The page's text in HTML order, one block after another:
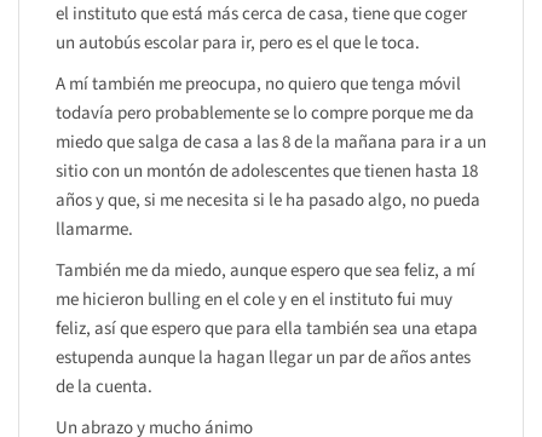
el instituto que está más cerca de casa, tiene que coger
un autobús escolar para ir, pero es el que le toca.
A mí también me preocupa, no quiero que tenga móvil
todavía pero probablemente se lo compre porque me da
miedo que salga de casa a las 8 de la mañana para ir a un
sitio con un montón de adolescentes que tienen hasta 18
años y que, si me necesita si le ha pasado algo, no pueda
llamarme.
También me da miedo, aunque espero que sea feliz, a mí
me hicieron bulling en el cole y en el instituto fui muy
feliz, así que espero que para ella también sea una etapa
estupenda aunque la hagan llegar un par de años antes
de la cuenta.
Un abrazo y mucho ánimo